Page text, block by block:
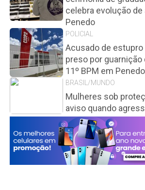
celebra evolução
Penedo
POLICIAL
Acusado de estupro
preso por guarnição
11º BPM em Penedo
BRASIL/MUNDO
Mulheres sob
aviso quando